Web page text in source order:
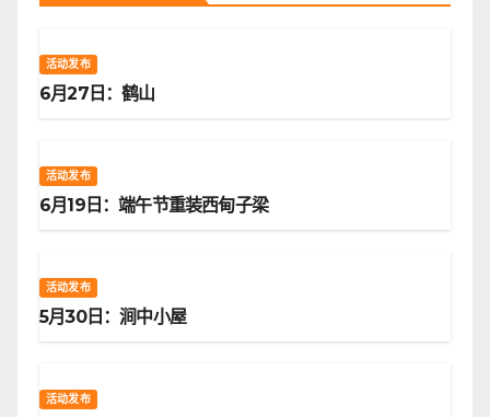
活动发布
6月27日：鹤山
活动发布
6月19日：端午节重装西甸子梁
活动发布
5月30日：涧中小屋
活动发布